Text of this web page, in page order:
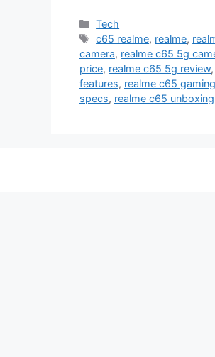
Categories
Tech
Tags
c65 realme, realme,
camera, realme c65 5g
price, realme c65 5g review,
features, realme c65 gaming
specs, realme c65 unboxing